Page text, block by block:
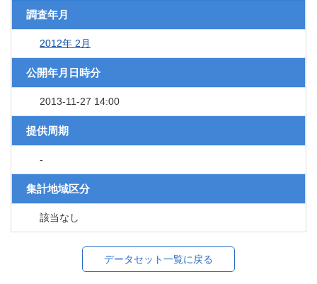
調査年月
2012年 2月
公開年月日時分
2013-11-27 14:00
提供周期
-
集計地域区分
該当なし
データセット一覧に戻る